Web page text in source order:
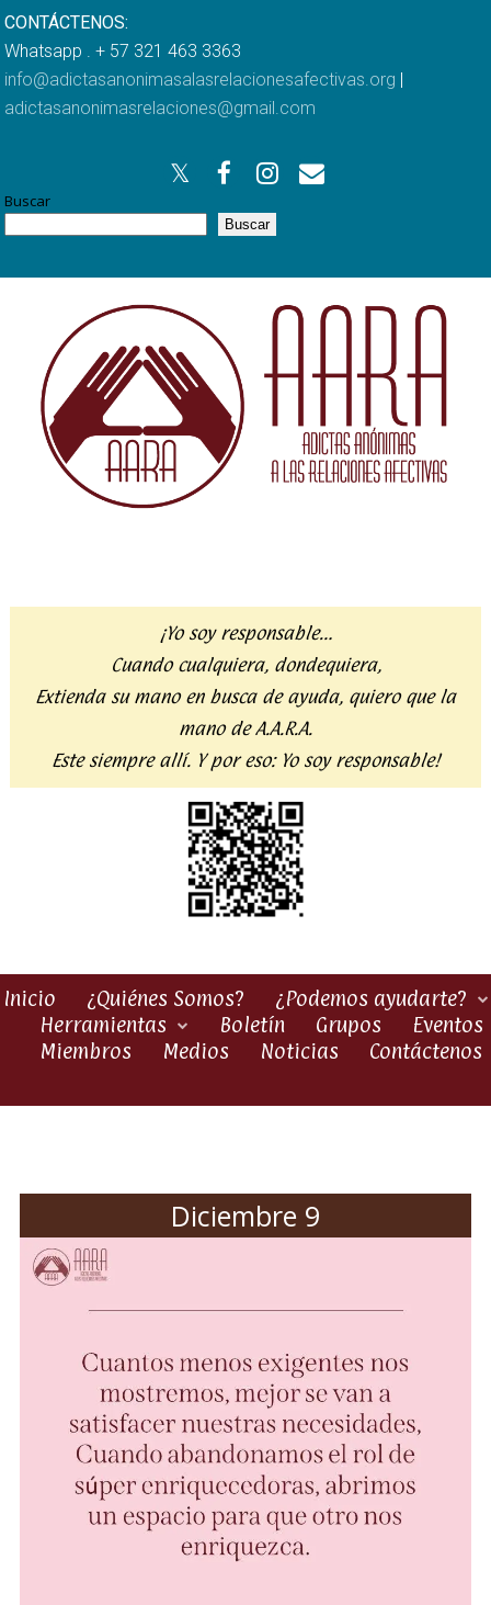
CONTÁCTENOS:
Whatsapp . + 57 321 463 3363
info@adictasanonimasalasrelacionesafectivas.org |
adictasanonimasrelaciones@gmail.com
Buscar
Buscar
¡Yo soy responsable…
Cuando cualquiera, dondequiera,
Extienda su mano en busca de ayuda, quiero que la
mano de A.A.R.A.
Este siempre allí. Y por eso: Yo soy responsable!
Inicio ¿Quiénes Somos?
¿Podemos ayudarte?
Herramientas
Boletín Grupos
Eventos
Miembros
Medios Noticias Contáctenos
Diciembre 9